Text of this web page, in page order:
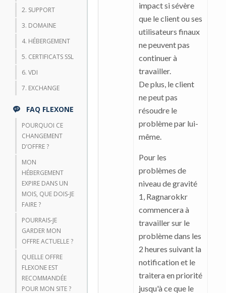
2. SUPPORT
3. DOMAINE
4. HÉBERGEMENT
5. CERTIFICATS SSL
6. VDI
7. EXCHANGE
FAQ FLEXONE
POURQUOI CE
CHANGEMENT
D’OFFRE ?
MON
HÉBERGEMENT
EXPIRE DANS UN
MOIS, QUE DOIS-JE
FAIRE ?
POURRAIS-JE
GARDER MON
OFFRE ACTUELLE ?
QUELLE OFFRE
FLEXONE EST
RECOMMANDÉE
POUR MON SITE ?
impact si sévère
que le client ou ses
utilisateurs finaux
ne peuvent pas
continuer à
travailler.
De plus, le client
ne peut pas
résoudre le
problème par lui-
même.
Pour les
problèmes de
niveau de gravité
1, Ragnarokkr
commencera à
travailler sur le
problème dans les
2 heures suivant la
notification et le
traitera en priorité
jusqu'à ce que le